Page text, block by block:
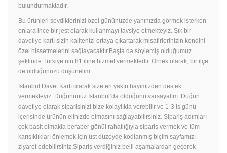
bulundurmaktadır.
Bu ürünleri sevdiklerinizi özel gününüzde yanınızda görmek isterken
onlara ince bir jest olarak kullanmayı tavsiye etmekteyiz. Şık bir
davetiye kartı sizin kalitenizi ortaya çıkartarak misafirlerinizin kendini
özel hissetmelerini sağlayacaktır.Başta da söylemiş olduğumuz
şeklinde Türkiye’nin 81 iline hizmet vermektedir. Örnek olarak; bir ilçe
de olduğunuzu düşünelim.
İstanbul Davet Kartı olarak size en yakın bayimizden destek
vermekteyiz. Düğününüz İstanbul’da olduğunu varsayalım. Düğün
davetiye olarak siparişinizi bize kolaylıkla verebilir ve 1-3 iş günü
içerisinde ürünün elinizde olmasını sağlayabilirsiniz. Sipariş adımları
çok basit olmakla beraber gönül rahatlığıyla sipariş vermek ve tüm
karışıklıkları önlemek için üst düzeyde kodlanmış biçim sayfamızı
ziyaret edebilirsiniz.Sipariş verdiğiniz belli aşamalardan geçerek